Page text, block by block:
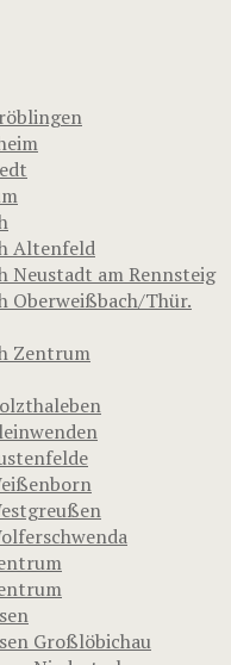
Altenfeld
Neustadt am Rennsteig
Oberweißbach/Thür.
Zentrum
Großlöbichau